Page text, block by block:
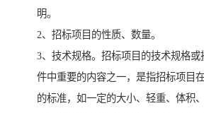
明。
2、招标项目的性质、数量。
3、技术规格。招标项目的技术规格
件中重要的内容之一，是指招标项目
的标准，如一定的大小、轻重、体积